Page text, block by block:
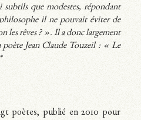
subtils que modestes, répondant
il ne pouvait éviter de
les rêves ? ». Il a donc largement
Jean Claude Touzeil : « Le
poètes, publié en 2010 pour